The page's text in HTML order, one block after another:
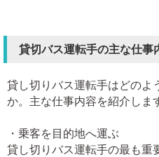
貸切バス運転手の主な仕事
貸し切りバス運転手はどのよ
か。主な仕事内容を紹介しま
・乗客を目的地へ運ぶ
貸し切りバス運転手の最も重